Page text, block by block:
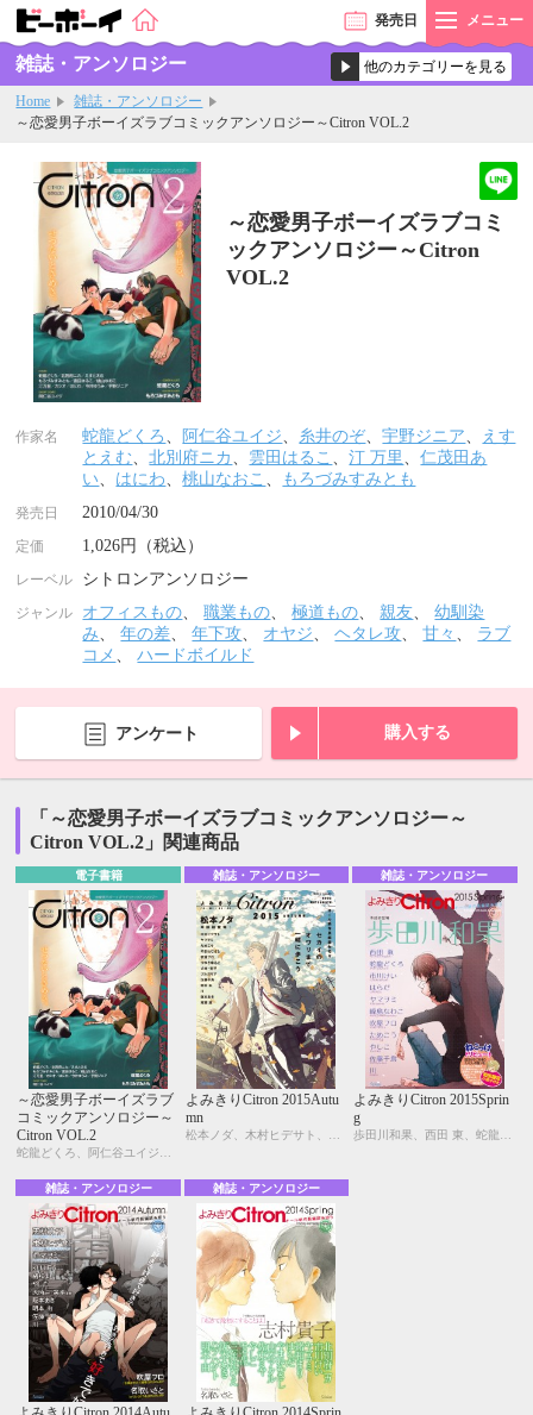
発売日 メニュー
雑誌・アンソロジー
Home
雑誌・アンソロジー
～恋愛男子ボーイズラブコミックアンソロジー～Citron VOL.2
～恋愛男子ボーイズラブコミ
ックアンソロジー～Citron
VOL.2
作家名 蛇龍どくろ 、 阿仁谷ユイジ、 糸井のぞ、宇野ジニア、
えす
とえむ、北別府ニカ 、 雲田はるこ 、汀 万里 、仁茂田あ
い、 はにわ、桃山なおこ 、 もろづみすみとも
発売日 2010/04/30
定価 1,026円（税込）
レーベル シトロンアンソロジー
ジャンル オフィスもの、職業もの、極道もの、親友、幼馴染
み、年の差、年下攻、 オヤジ、ヘタレ攻、甘々 、 ラブ
コメ 、ハードボイルド
アンケート 購入する
「～恋愛男子ボーイズラブコミックアンソロジー～
Citron VOL.2」関連商品
電子書籍
～恋愛男子ボーイズラブ
コミックアンソロジー～
Citron VOL.2
雑誌・アンソロジー
よみきりCitron 2015Autu
mn
雑誌・アンソロジー
よみきりCitron 2015Sprin
g
雑誌・アンソロジー 雑誌・アンソロジー